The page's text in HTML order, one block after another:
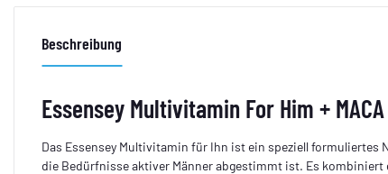
Beschreibung
Essensey Multivitamin For Him +
Das Essensey Multivitamin für Ihn ist ein speziell formuliertes
die Bedürfnisse aktiver Männer abgestimmt ist. Es kombiniert